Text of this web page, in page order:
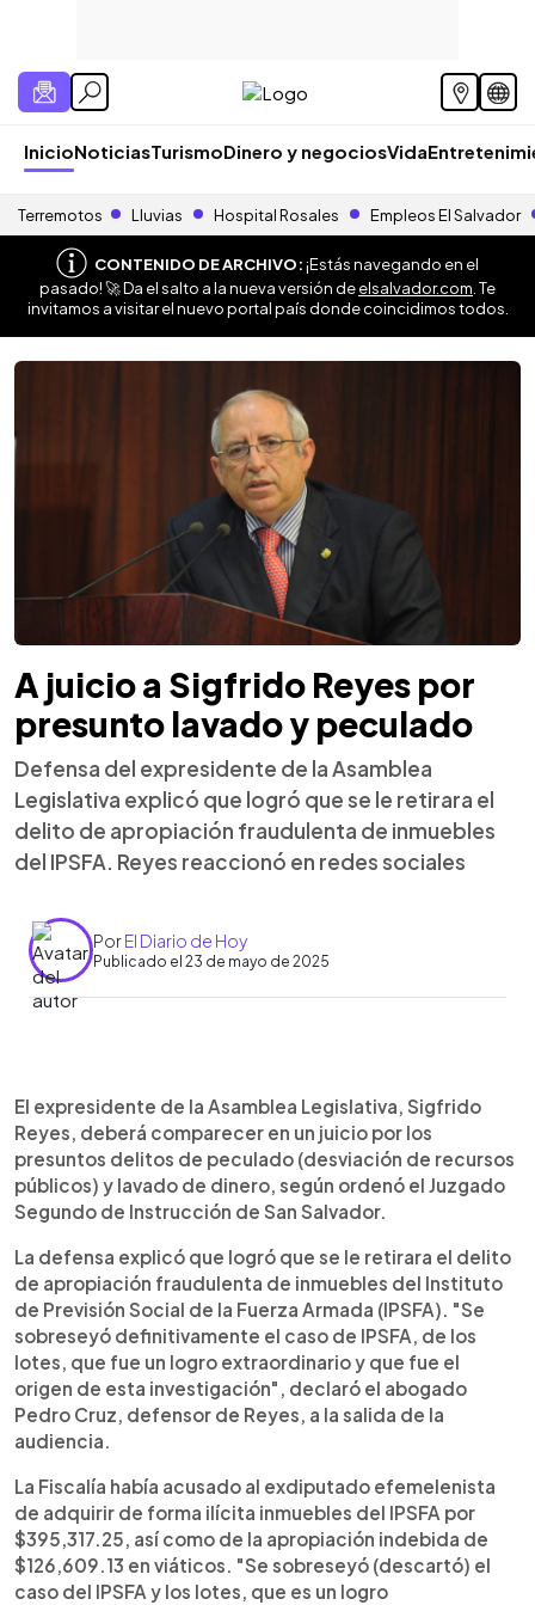
InicioNoticiasTurismoDinero y negociosVida
Terremotos Lluvias Hospital Rosales Empleos El Salvador
CONTENIDO DE ARCHIVO:¡Estás navegando en el
pasado! 🚀 Da el salto a la nueva versión deelsalvador.com . Te
invitamos a visitar el nuevo portal país donde coincidimos todos.
A juicio a Sigfrido Reyes por
presunto lavado y peculado
Defensa del expresidente de la Asamblea
Legislativa explicó que logró que se le retirara el
delito de apropiación fraudulenta de inmuebles
del IPSFA. Reyes reaccionó en redes sociales
PorEl Diario de Hoy
Publicado el 23 de mayo de 2025
Escuchar artículo
El expresidente de la Asamblea Legislativa, Sigfrido
Reyes, deberá comparecer en un juicio por los
presuntos delitos de peculado (desviación de recursos
públicos) y lavado de dinero, según ordenó el Juzgado
Segundo de Instrucción de San Salvador.
La defensa explicó que logró que se le retirara el delito
de apropiación fraudulenta de inmuebles del Instituto
de Previsión Social de la Fuerza Armada (IPSFA). "Se
sobreseyó definitivamente el caso de IPSFA, de los
lotes, que fue un logro extraordinario y que fue el
origen de esta investigación", declaró el abogado
Pedro Cruz, defensor de Reyes, a la salida de la
audiencia.
La Fiscalía había acusado al exdiputado efemelenista
de adquirir de forma ilícita inmuebles del IPSFA por
$395,317.25, así como de la apropiación indebida de
$126,609.13 en viáticos. "Se sobreseyó (descartó) el
caso del IPSFA y los lotes, que es un logro